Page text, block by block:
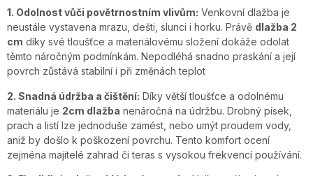
1. Odolnost vůči povětrnostním vlivům: Venkovní dlažba je
neustále vystavena mrazu, dešti, slunci i horku. Právě dlažba 2
cm díky své tloušťce a materiálovému složení dokáže odolat
těmto náročným podmínkám. Nepodléhá snadno praskání a její
povrch zůstává stabilní i při změnách teplot
2. Snadná údržba a čištění: Díky větší tloušťce a odolnému
materiálu je 2cm dlažba nenáročná na údržbu. Drobný písek,
prach a listí lze jednoduše zamést, nebo umýt proudem vody,
aniž by došlo k poškození povrchu. Tento komfort ocení
zejména majitelé zahrad či teras s vysokou frekvencí používání.